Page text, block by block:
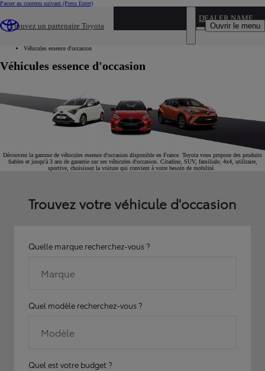
Passer au contenu suivant (Press Enter)
Trouvez un partenaire Toyota
DEALER NAME
Ouvrir le menu
Véhicules essence d'occasion
Véhicules essence d'occasion
Découvrez la gamme de véhicules essence d'occasion disponible en France. Toyota vous propose des produits
fiables et jusqu'à 3 ans de garantie sur ses véhicules d'occasion. Citadine, SUV, familiale, 4x4, utilitaire,
sportive, choisissez la voiture qui convient à votre besoin de mobilité.
Trouvez votre véhicule d'occasion
Quelle marque recherchez-vous ?
Marque
Quel modèle recherchez-vous ?
Modèle
Quel est votre budget ?